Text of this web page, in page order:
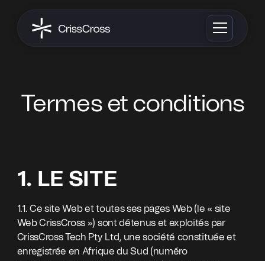
Termes et conditions
1. LE SITE
1.1. Ce site Web et toutes ses pages Web (le « site
Web CrissCross ») sont détenus et exploités par
CrissCross Tech Pty Ltd, une société constituée et
enregistrée en Afrique du Sud (numéro